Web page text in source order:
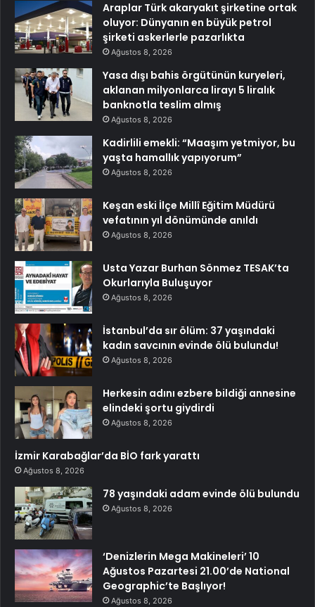
Araplar Türk akaryakıt şirketine ortak
oluyor: Dünyanın en büyük petrol
şirketi askerlerle pazarlıkta
Ağustos 8, 2026
Yasa dışı bahis örgütünün kuryeleri,
aklanan milyonlarca lirayı 5 liralık
banknotla teslim almış
Ağustos 8, 2026
Kadirlili emekli: “Maaşım yetmiyor, bu
yaşta hamallık yapıyorum”
Ağustos 8, 2026
Keşan eski İlçe Millî Eğitim Müdürü
vefatının yıl dönümünde anıldı
Ağustos 8, 2026
Usta Yazar Burhan Sönmez TESAK’ta
Okurlarıyla Buluşuyor
Ağustos 8, 2026
İstanbul’da sır ölüm: 37 yaşındaki
kadın savcının evinde ölü bulundu!
Ağustos 8, 2026
Herkesin adını ezbere bildiği annesine
elindeki şortu giydirdi
Ağustos 8, 2026
İzmir Karabağlar’da BİO fark yarattı
Ağustos 8, 2026
78 yaşındaki adam evinde ölü bulundu
Ağustos 8, 2026
‘Denizlerin Mega Makineleri’ 10
Ağustos Pazartesi 21.00’de National
Geographic’te Başlıyor!
Ağustos 8, 2026